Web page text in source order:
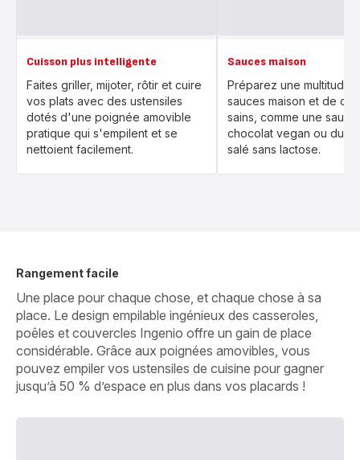
Cuisson plus intelligente
Faites griller, mijoter, rôtir et cuire
vos plats avec des ustensiles
dotés d'une poignée amovible
pratique qui s'empilent et se
nettoient facilement.
Sauces maison
Préparez une multitude
sauces maison et de
sains, comme une sauce
chocolat vegan ou du
salé sans lactose.
Rangement facile
Une place pour chaque chose, et chaque chose à sa
place. Le design empilable ingénieux des casseroles,
poêles et couvercles Ingenio offre un gain de place
considérable. Grâce aux poignées amovibles, vous
pouvez empiler vos ustensiles de cuisine pour gagner
jusqu’à 50 % d’espace en plus dans vos placards !